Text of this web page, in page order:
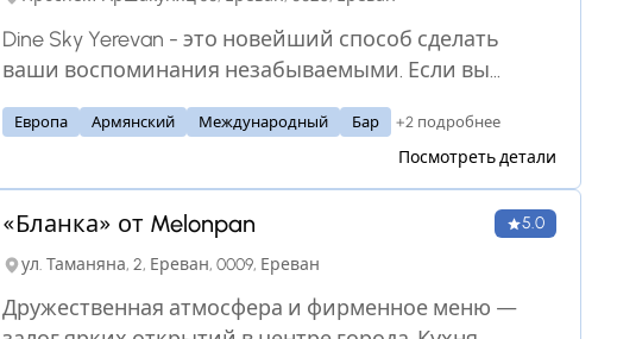
Dine Sky Yerevan - это новейший способ сделать
ваши воспоминания незабываемыми. Если вы
ищете роскошный и необычный ужин, селфи и
развлечения, а также возможность насладиться
видом Араратской долины с высоты птичьего
полета, то все, что вам нужно, - это Dine Sky Armenia.
Европа Армянский Международный Бар +2 подробнее
Посмотреть детали
«Бланка» от Melonpan 5.0
ул. Таманяна, 2, Ереван, 0009, Ереван
Дружественная атмосфера и фирменное меню —